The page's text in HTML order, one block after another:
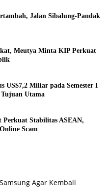
Jalan Sibalung-Pandak
Meutya Minta KIP Perkuat
US$7,2 Miliar pada Semester I
Utama
Perkuat Stabilitas ASEAN,
Scam